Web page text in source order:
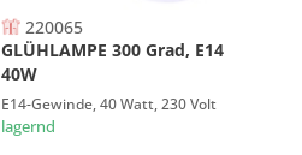
220065
GLÜHLAMPE 300 Grad, E14
40W
E14-Gewinde, 40 Watt, 230 Volt
lagernd